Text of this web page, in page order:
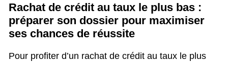
Rachat de crédit au taux le plus bas :
préparer son dossier pour maximiser
ses chances de réussite
Pour profiter d’un rachat de crédit au taux le plus